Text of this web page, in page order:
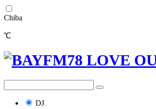
Chiba
℃
DJ